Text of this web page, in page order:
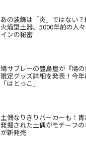
あの装飾は「炎」ではない？
火焔型土器、5000年前の人
インの秘密
鳩サブレーの豊島屋が『鳩の
限定グッズ詳細を発表！今
「はとっこ」
土偶なりきりパーカーも！
発掘された土偶がモチーフ
が新発売